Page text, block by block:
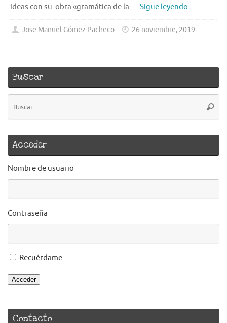
ideas con su obra «gramática de la … Sigue leyendo...
Jose Manuel Gómez Pacheco 26 noviembre, 2019
Buscar
Acceder
Nombre de usuario
Contraseña
Recuérdame
Acceder
Contacto